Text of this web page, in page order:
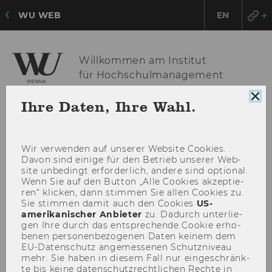
WU WEB EN
Willkommen am Institut
für Hochschulmanagement
Ihre Daten, Ihre Wahl.
Wir ver­wen­den auf un­se­rer Web­site Coo­kies.
Davon sind ei­ni­ge für den Be­trieb un­se­rer Web­
site un­be­dingt er­for­der­lich, an­de­re sind op­tio­nal.
Wenn Sie auf den But­ton „Alle Coo­kies ak­zep­tie­
ren“ kli­cken, dann stim­men Sie allen Coo­kies zu.
Sie stim­men damit auch den Coo­kies US-​
amerikanischer An­bie­ter zu. Da­durch un­ter­lie­
gen Ihre durch das ent­spre­chen­de Coo­kie er­ho­
be­nen per­so­nen­be­zo­ge­nen Daten kei­nem dem
EU-​Datenschutz an­ge­mes­se­nen Schutz­ni­veau
mehr. Sie haben in die­sem Fall nur ein­ge­schränk­
te bis keine da­ten­schutz­recht­li­chen Rech­te in